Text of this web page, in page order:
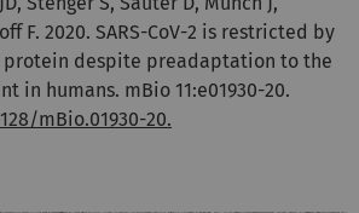
F. 2020. SARS-CoV-2 is restricted by
despite preadaptation to the
in humans. mBio 11:e01930-20.
mBio.01930-20.